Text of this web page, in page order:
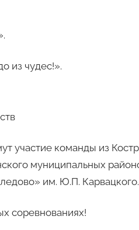
из чудес!».
участие команды из
муниципальных
им. Ю.П. Карвацкого.
соревнованиях!